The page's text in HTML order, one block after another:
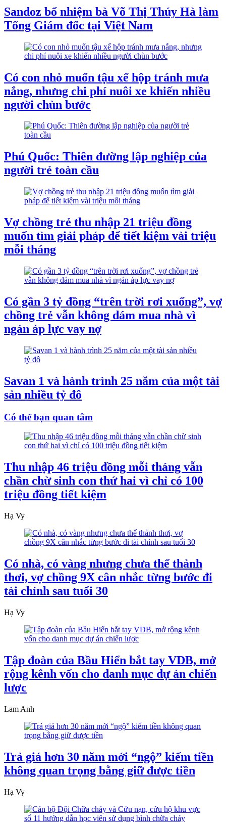
Sandoz bổ nhiệm bà Võ Thị Thúy Hà làm
Tổng Giám đốc tại Việt Nam
Có con nhỏ muốn tậu xế hộp tránh mưa
nắng, nhưng chi phí nuôi xe khiến nhiều
người chùn bước
Phú Quốc: Thiên đường lập nghiệp của
người trẻ toàn cầu
Vợ chồng trẻ thu nhập 21 triệu đồng
muốn tìm giải pháp để tiết kiệm vài triệu
mỗi tháng
Có gần 3 tỷ đồng “trên trời rơi xuống”, vợ
chồng trẻ vẫn không dám mua nhà vì
ngán áp lực vay nợ
Savan 1 và hành trình 25 năm của một tài
sản nhiều tỷ đô
Có thể bạn quan tâm
Thu nhập 46 triệu đồng mỗi tháng vẫn
chần chừ sinh con thứ hai vì chỉ có 100
triệu đồng tiết kiệm
Hạ Vy
Có nhà, có vàng nhưng chưa thể thảnh
thơi, vợ chồng 9X cân nhắc từng bước đi
tài chính sau tuổi 30
Hạ Vy
Tập đoàn của Bầu Hiển bắt tay VDB, mở
rộng kênh vốn cho danh mục dự án chiến
lược
Lam Anh
Trả giá hơn 30 năm mới “ngộ” kiếm tiền
không quan trọng bằng giữ được tiền
Hạ Vy